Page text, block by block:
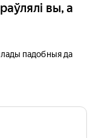
вы, а
падобныя да